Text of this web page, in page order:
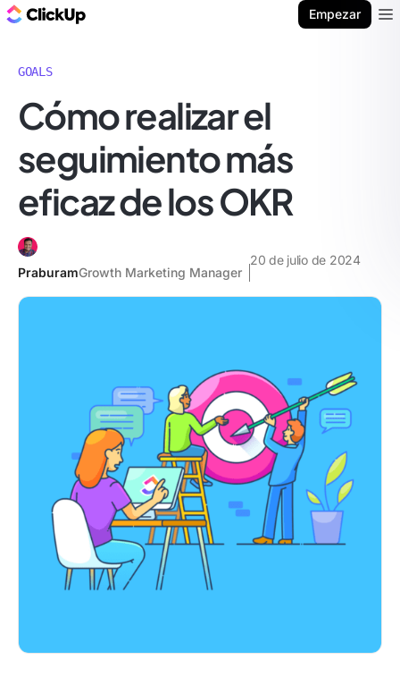
Empezar
GOALS
Cómo realizar el
seguimiento más
eficaz de los OKR
PraburamGrowth Marketing Manager
20 de julio de 2024